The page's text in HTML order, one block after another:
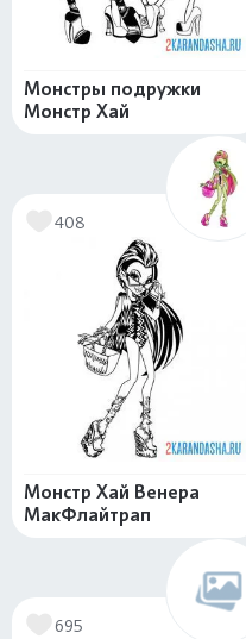
Монстры подружки
Монстр Хай
408
Монстр Хай Венера
МакФлайтрап
695